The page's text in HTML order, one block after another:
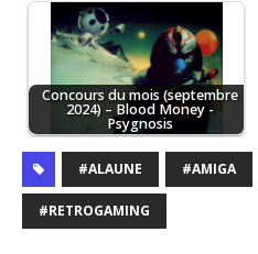
Concours du mois (septembre
2024) – Blood Money -
Psygnosis
#ALAUNE #AMIGA
#RETROGAMING